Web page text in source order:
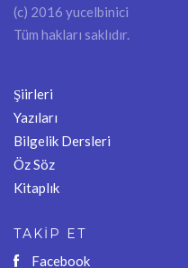
(c) 2016 yucelbinici
Tüm hakları saklıdır.
Şiirleri
Yazıları
Bilgelik Dersleri
Öz Söz
Kitaplık
TAKİP ET
Facebook